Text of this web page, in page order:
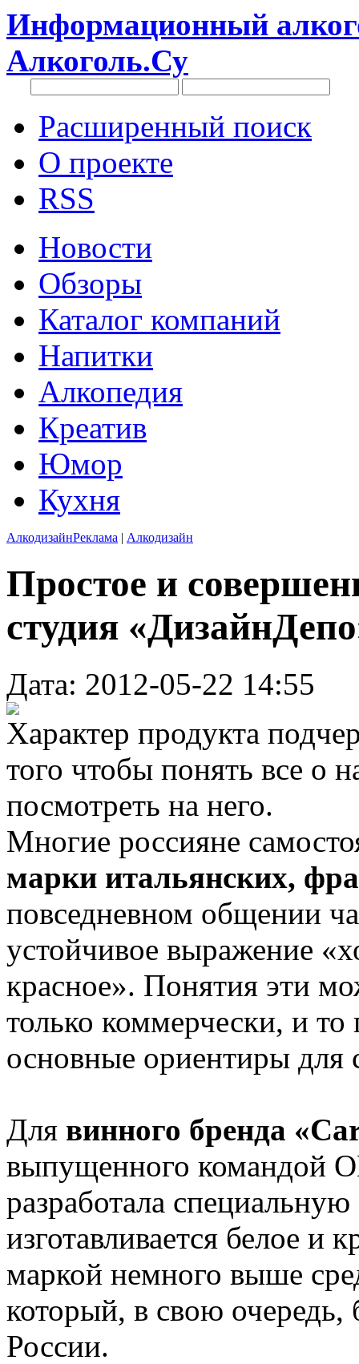
Информационный
Алкоголь.Су
Расширенный поиск
О проекте
RSS
Новости
Обзоры
Каталог компаний
Напитки
Алкопедия
Креатив
Юмор
Кухня
АлкодизайнРеклама | Алкодизайн
Простое и
студия
Дата: 2012-05-22 14:55
Характер продукта
того чтобы понять все о
посмотреть на него.
Многие россияне
марки итальянских,
повседневном общении
устойчивое выражение
красное». Понятия эти
только коммерчески, и
основные ориентиры для
Для винного бренда
выпущенного командой
разработала специальную
изготавливается белое и
маркой немного выше
который, в свою очередь,
России.